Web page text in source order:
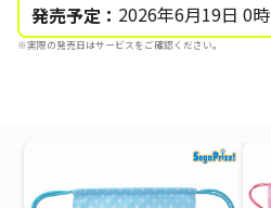
発売予定： 2026年6月19日 0時
※実際の発売日はサービスをご確認ください。